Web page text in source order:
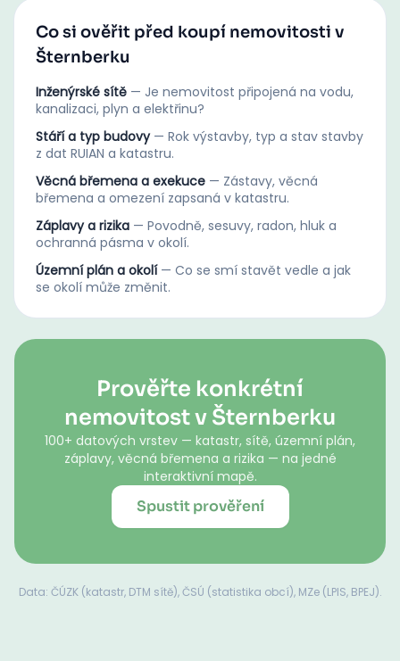
Co si ověřit před koupí nemovitosti v
Šternberku
Inženýrské sítě — Je nemovitost připojená na vodu,
kanalizaci, plyn a elektřinu?
Stáří a typ budovy — Rok výstavby, typ a stav stavby
z dat RUIAN a katastru.
Věcná břemena a exekuce — Zástavy, věcná
břemena a omezení zapsaná v katastru.
Záplavy a rizika — Povodně, sesuvy, radon, hluk a
ochranná pásma v okolí.
Územní plán a okolí — Co se smí stavět vedle a jak
se okolí může změnit.
Prověřte konkrétní
nemovitost v Šternberku
100+ datových vrstev — katastr, sítě, územní plán,
záplavy, věcná břemena a rizika — na jedné
interaktivní mapě.
Spustit prověření
Data: ČÚZK (katastr, DTM sítě), ČSÚ (statistika obcí), MZe (LPIS, BPEJ).